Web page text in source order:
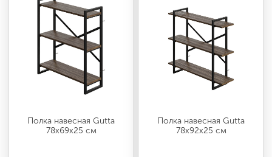
Полка навесная Gutta
78х69х25 см
Полка навесная Gutta
78х92х25 см